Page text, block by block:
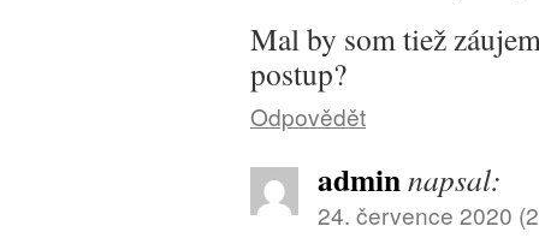
Mal by som tiež
postup?
Odpovědět
adminnapsal:
24. července 2020